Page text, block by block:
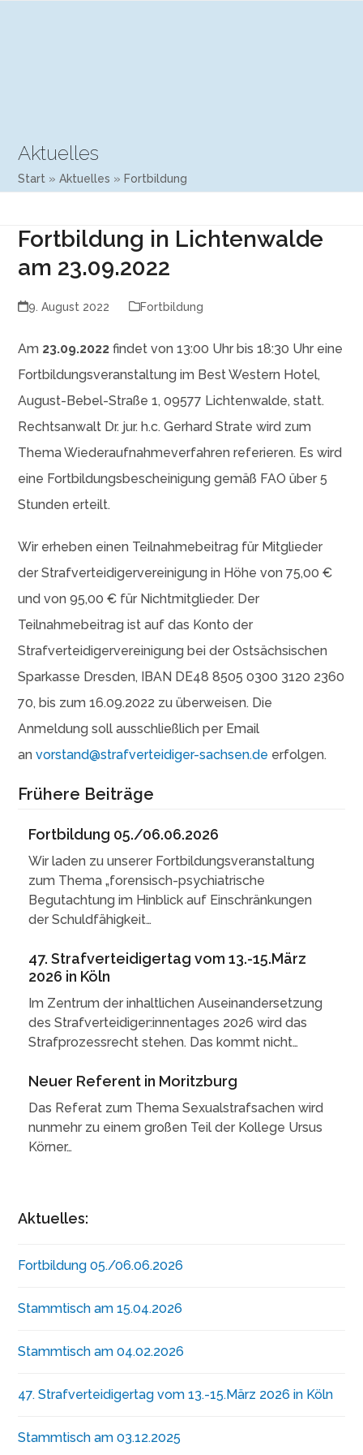
Aktuelles
Start »Aktuelles » Fortbildung
Fortbildung in Lichtenwalde
am 23.09.2022
9. August 2022 Fortbildung
Am 23.09.2022findet von 13:00 Uhr bis 18:30 Uhr eine
Fortbildungsveranstaltung im Best Western Hotel,
August-Bebel-Straße 1, 09577 Lichtenwalde, statt.
Rechtsanwalt Dr. jur. h.c. Gerhard Strate wird zum
Thema Wiederaufnahmeverfahren referieren. Es wird
eine Fortbildungsbescheinigung gemäß FAO über 5
Stunden erteilt.
Wir erheben einen Teilnahmebeitrag für Mitglieder
der Strafverteidigervereinigung in Höhe von 75,00 €
und von 95,00 € für Nichtmitglieder. Der
Teilnahmebeitrag ist auf das Konto der
Strafverteidigervereinigung bei der Ostsächsischen
Sparkasse Dresden, IBAN DE48 8505 0300 3120 2360
70, bis zum 16.09.2022 zu überweisen. Die
Anmeldung soll ausschließlich per Email
anvorstand@strafverteidiger-sachsen.de erfolgen.
Frühere Beiträge
Fortbildung 05./06.06.2026
Wir laden zu unserer Fortbildungsveranstaltung
zum Thema „forensisch-psychiatrische
Begutachtung im Hinblick auf Einschränkungen
der Schuldfähigkeit…
47. Strafverteidigertag vom 13.-15.März
2026 in Köln
Im Zentrum der inhaltlichen Auseinandersetzung
des Strafverteidiger:innentages 2026 wird das
Strafprozessrecht stehen. Das kommt nicht…
Neuer Referent in Moritzburg
Das Referat zum Thema Sexualstrafsachen wird
nunmehr zu einem großen Teil der Kollege Ursus
Körner…
Aktuelles:
Fortbildung 05./06.06.2026
Stammtisch am 15.04.2026
Stammtisch am 04.02.2026
47. Strafverteidigertag vom 13.-15.März 2026 in Köln
Stammtisch am 03.12.2025